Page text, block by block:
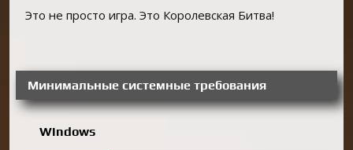
Это не просто игра. Это Королевская Битва!
Минимальные системные требования
Windows